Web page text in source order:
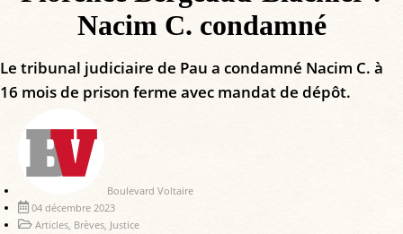
Nacim C. condamné
Le tribunal judiciaire de Pau a condamné Nacim C. à
16 mois de prison ferme avec mandat de dépôt.
Boulevard Voltaire
04 décembre 2023
Articles, Brèves, Justice